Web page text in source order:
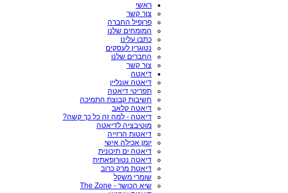
ראשי
צור קשר
פרופיל החברה
המומחים שלנו
כתבו עלינו
נטוגרין לעסקים
החברים שלנו
צור קשר
דיאטה
דיאטה אונליין
תפריטי דיאטה
חשיבות קבוצת התמיכה
דיאטה קלאב
דיאטה - למה זה כל כך קשה?
מוטיבציה לדיאטה
דיאטות הרזייה
יומן אכילה אישי
דיאטה ים תיכונית
דיאטה נטורופאתית
דיאטת מרק כרוב
שומרי משקל
שיא הכושר - The Zone